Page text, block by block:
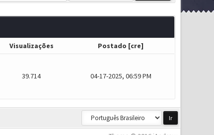
Visualizações Postado [cre]
39.714 04-17-2025, 06:59 PM